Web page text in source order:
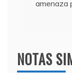
amenaza
NOTAS